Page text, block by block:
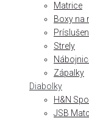
Matrice
Boxy na
Strely
Zápalky
Diabolky
H&N
JSB